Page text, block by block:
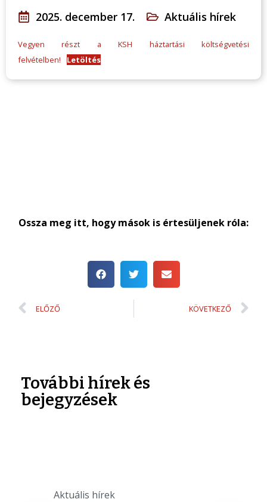
2025. december 17. Aktuális hírek
Vegyen részt a KSH háztartási költségvetési
felvételben!
Letöltés
Ossza meg itt, hogy mások is értesüljenek róla:
ELŐZŐ KÖVETKEZŐ
További hírek és
bejegyzések
Aktuális hírek